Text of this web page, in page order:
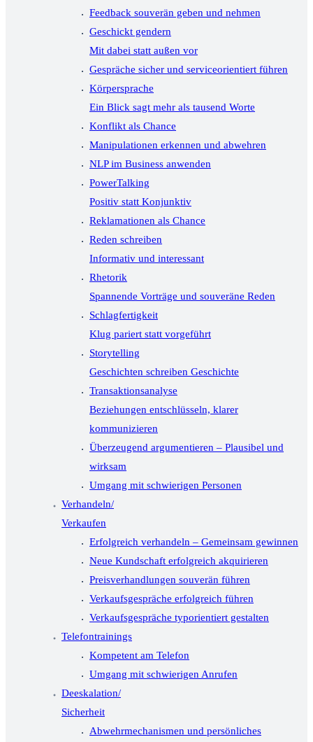
Feedback souverän geben und nehmen
Geschickt gendern
Mit dabei statt außen vor
Gespräche sicher und serviceorientiert führen
Körpersprache
Ein Blick sagt mehr als tausend Worte
Konflikt als Chance
Manipulationen erkennen und abwehren
NLP im Business anwenden
PowerTalking
Positiv statt Konjunktiv
Reklamationen als Chance
Reden schreiben
Informativ und interessant
Rhetorik
Spannende Vorträge und souveräne Reden
Schlagfertigkeit
Klug pariert statt vorgeführt
Storytelling
Geschichten schreiben Geschichte
Transaktionsanalyse
Beziehungen entschlüsseln, klarer
kommunizieren
Überzeugend argumentieren – Plausibel und
wirksam
Umgang mit schwierigen Personen
Verhandeln/
Verkaufen
Erfolgreich verhandeln – Gemeinsam gewinnen
Neue Kundschaft erfolgreich akquirieren
Preisverhandlungen souverän führen
Verkaufsgespräche erfolgreich führen
Verkaufsgespräche typorientiert gestalten
Telefontrainings
Kompetent am Telefon
Umgang mit schwierigen Anrufen
Deeskalation/
Sicherheit
Abwehrmechanismen und persönliches